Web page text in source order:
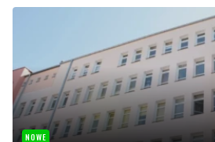
NOWE
Szpital w żałobie. Nie żyje
Ginekologiczno-Położniczego